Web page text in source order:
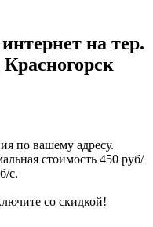
на тер.
по вашему адресу.
стоимость 450 руб/
с.
со скидкой!